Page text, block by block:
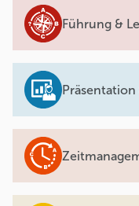
Führung &